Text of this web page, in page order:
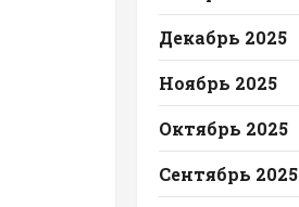
Декабрь 2025
Ноябрь 2025
Октябрь 2025
Сентябрь 2025